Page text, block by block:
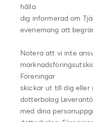
hålla
dig informerad om
evenemang att
Notera att vi inte
Föreningar
skickar ut till dig eller
dotterbolag
med dina